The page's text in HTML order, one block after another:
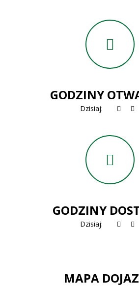
GODZINY
Dzisiaj:
GODZINY
Dzisiaj:
MAPA